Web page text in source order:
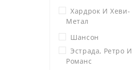
Хардрок И Хеви-
Метал
Шансон
Эстрада, Ретро И
Романс